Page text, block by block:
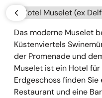
Galerie überspringen
vorherige
Das moderne Muselet
Küstenviertels
der Promenade und
Muselet ist ein Hotel für
Erdgeschoss finden Sie
Restaurant und eine